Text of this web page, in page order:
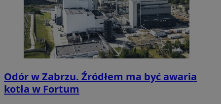
Odór w Zabrzu. Źródłem ma być awaria
kotła w Fortum